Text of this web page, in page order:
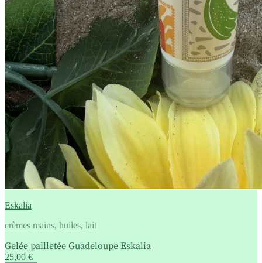
Eskalia
crèmes mains, huiles, lait
Gelée pailletée Guadeloupe Eskalia
25,00 €